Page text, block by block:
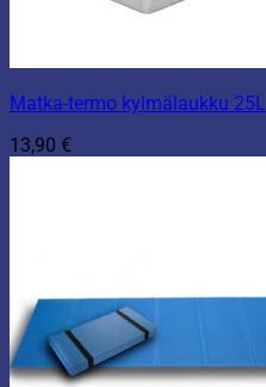
Matka-termo kylmälaukku 25L
13,90 €